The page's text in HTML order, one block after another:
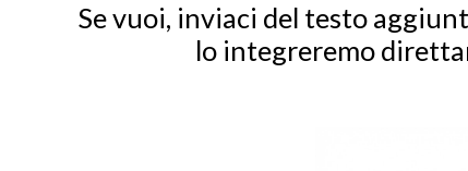
Se vuoi, inviaci del testo
lo integreremo